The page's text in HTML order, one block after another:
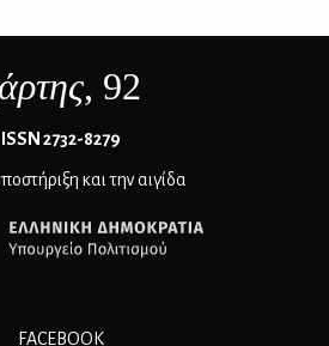
, 92
ΙSSN 2732-8279
και την αιγίδα
FACEBOOK